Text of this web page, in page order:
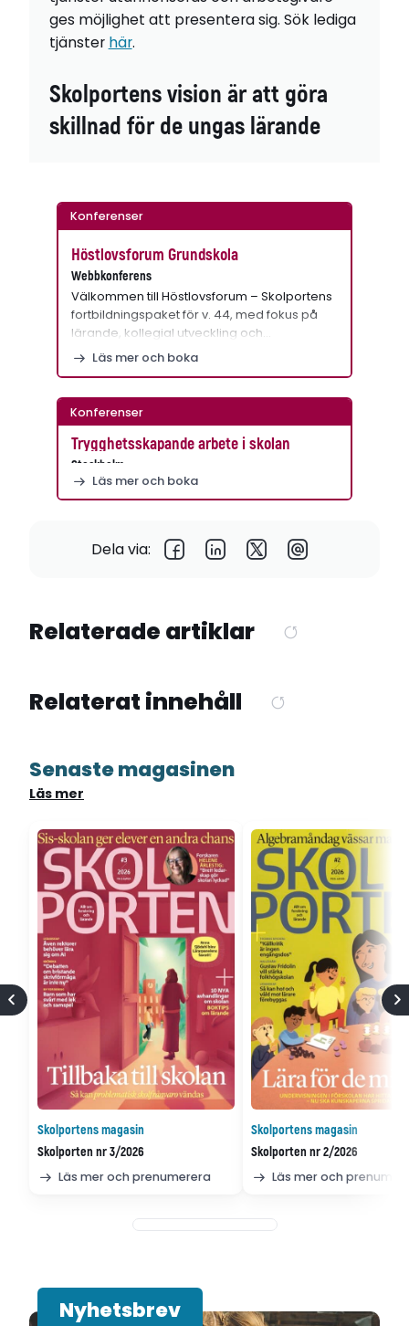
ges möjlighet att presentera sig. Sök lediga
tjänster här.
Skolportens vision är att göra
skillnad för de ungas lärande
Konferenser
Höstlovsforum Grundskola
Webbkonferens
Välkommen till Höstlovsforum – Skolportens
fortbildningspaket för v. 44, med fokus på
lärande, kollegial utveckling och…
Läs mer och boka
Konferenser
Trygghetsskapande arbete i skolan
Stockholm
Läs mer och boka
Dela via:
Relaterade artiklar
Relaterat innehåll
Senaste magasinen
Läs mer
Skolportens magasin
Skolporten nr 3/2026
Läs mer och prenumerera
Skolportens magasin
Skolporten nr 2/2026
Läs mer och
Nyhetsbrev